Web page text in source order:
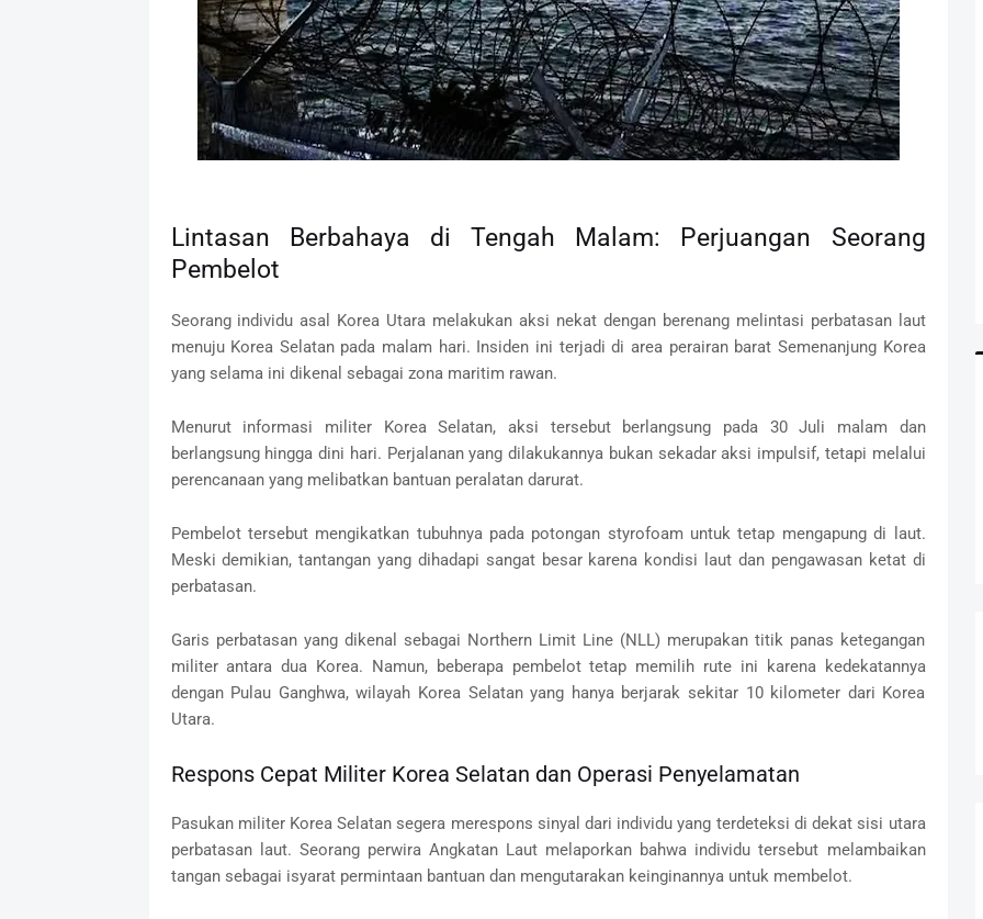
Lintasan Berbahaya di Tengah Malam: Perjuangan Seorang
Pembelot
Seorang individu asal Korea Utara melakukan aksi nekat dengan berenang melintasi perbatasan laut
menuju Korea Selatan pada malam hari. Insiden ini terjadi di area perairan barat Semenanjung Korea
yang selama ini dikenal sebagai zona maritim rawan.
Menurut informasi militer Korea Selatan, aksi tersebut berlangsung pada 30 Juli malam dan
berlangsung hingga dini hari. Perjalanan yang dilakukannya bukan sekadar aksi impulsif, tetapi melalui
perencanaan yang melibatkan bantuan peralatan darurat.
Pembelot tersebut mengikatkan tubuhnya pada potongan styrofoam untuk tetap mengapung di laut.
Meski demikian, tantangan yang dihadapi sangat besar karena kondisi laut dan pengawasan ketat di
perbatasan.
Garis perbatasan yang dikenal sebagai Northern Limit Line (NLL) merupakan titik panas ketegangan
militer antara dua Korea. Namun, beberapa pembelot tetap memilih rute ini karena kedekatannya
dengan Pulau Ganghwa, wilayah Korea Selatan yang hanya berjarak sekitar 10 kilometer dari Korea
Utara.
Respons Cepat Militer Korea Selatan dan Operasi Penyelamatan
Pasukan militer Korea Selatan segera merespons sinyal dari individu yang terdeteksi di dekat sisi utara
perbatasan laut. Seorang perwira Angkatan Laut melaporkan bahwa individu tersebut melambaikan
tangan sebagai isyarat permintaan bantuan dan mengutarakan keinginannya untuk membelot.